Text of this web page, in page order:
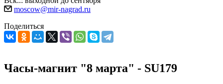
moscow@mir-nagrad.ru
Поделиться
Часы-магнит "8 марта" - SU179